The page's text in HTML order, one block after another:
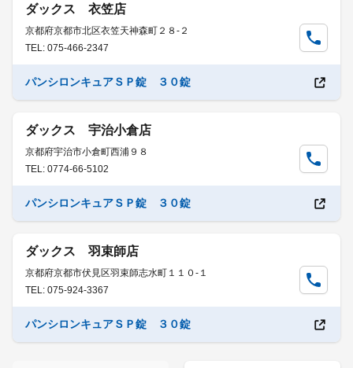
ダックス 衣笠店
京都府京都市北区衣笠天神森町２８-２
TEL: 075-466-2347
パンシロンキュアＳＰ錠 ３０錠
ダックス 宇治小倉店
京都府宇治市小倉町西浦９８
TEL: 0774-66-5102
パンシロンキュアＳＰ錠 ３０錠
ダックス 羽束師店
京都府京都市伏見区羽束師志水町１１０-１
TEL: 075-924-3367
パンシロンキュアＳＰ錠 ３０錠